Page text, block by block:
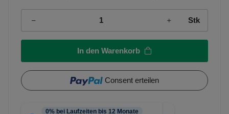
Stk
In den Warenkorb
Consent erteilen